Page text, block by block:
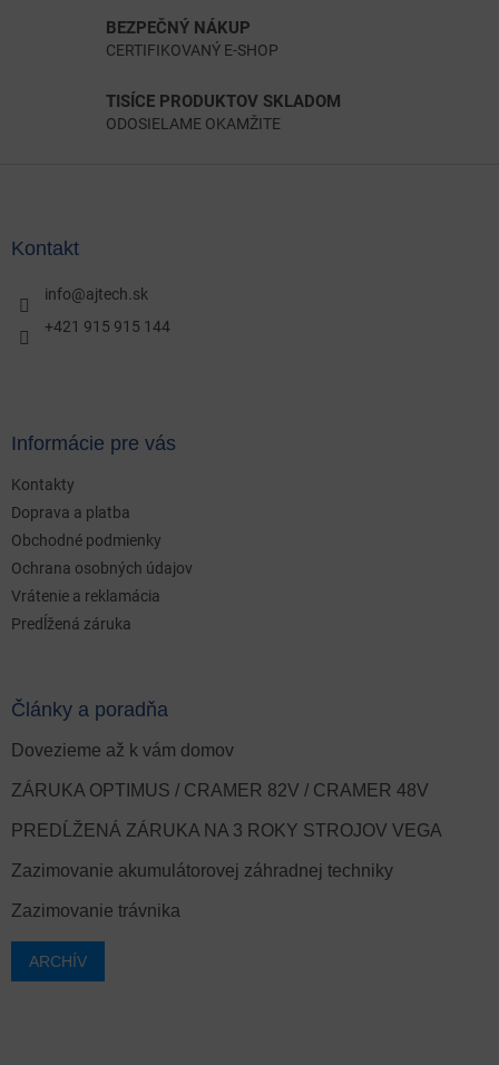
BEZPEČNÝ NÁKUP
CERTIFIKOVANÝ E-SHOP
TISÍCE PRODUKTOV SKLADOM
ODOSIELAME OKAMŽITE
Kontakt
info@ajtech.sk
+421 915 915 144
Informácie pre vás
Kontakty
Doprava a platba
Obchodné podmienky
Ochrana osobných údajov
Vrátenie a reklamácia
Predĺžená záruka
Články a poradňa
Dovezieme až k vám domov
ZÁRUKA OPTIMUS / CRAMER 82V / CRAMER 48V
PREDĹŽENÁ ZÁRUKA NA 3 ROKY STROJOV VEGA
Zazimovanie akumulátorovej záhradnej techniky
Zazimovanie trávnika
ARCHÍV